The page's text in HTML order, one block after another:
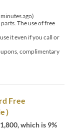
ago)
The use of free
it even if you call or
complimentary
Free
which is 9%